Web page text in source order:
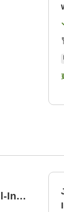
In